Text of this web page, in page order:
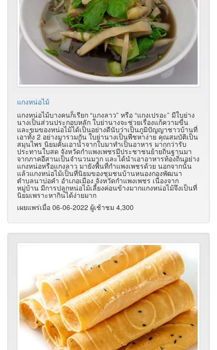
แกงหน่อไม้
แกงหน่อไม้บางคนก็เรียก “แกงลาว” หรือ “แกงเปรอะ” มีใบย่าง
นางเป็นส่วนประกอบหลัก ใบย่านางจะช่วยเรื่องแก้ความขื่น
และขมของหน่อไม้ได้เป็นอย่างดีนับว่าเป็นภูมิปัญญาชาวบ้านที่
เอาทั้ง 2 อย่างมารวมกัน ใบย่านางเป็นพืชหาง่าย คุณสมบัติเป็น
สมุนไพร นิยมคั้นเอาน้ำจากใบมาทำเป็นอาหาร มากกว่ารับ
ประทานใบสด จังหวัดกำแพงเพชรมีประชาชนย้ายถิ่นฐานมา
จากภาคอีสานเป็นจำนวนมาก และได้นำเอาอาหารท้องถิ่นอย่าง
แกงหน่อหรือแกงลาว มายังพื้นที่กำแพงเพชรด้วย นอกจากนั้น
แล้วแกงหน่อไม้เป็นที่นิยมของชุมชนบ้านหนองกองพัฒนา
ตำบลนาบ่อคำ อำเภอเมือง จังหวัดกำแพงเพชร เนื่องจาก
หมู่บ้าน มีการปลูกหน่อไม้เลี้ยงค่อนข้างมากแกงหน่อไม้จึงเป็นที่
นิยมเพราะหากินได้ง่ายมาก
เผยแพร่เมื่อ 06-06-2022 ผู้เช้าชม 4,300